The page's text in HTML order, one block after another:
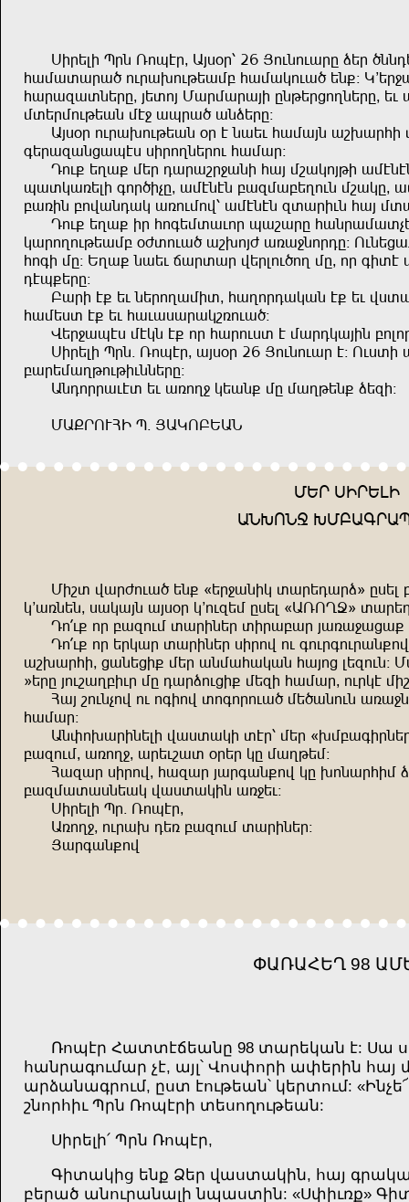
İrğşlr Hğz Xnhtğ^ Uwi+ğ% 26 Wndznduğg qşğ
ausuıuğu, ndğu.ndkşusç ausumndu, şz=!
auğuöuızşğg^ wşınw Suğsuğuwr gzkşğjnpzşğg^
sışğsndkşuz st< uhğu, uzqşğg!
Uwi+ğ ndğu.ndkşuz +ğ t zuşd ausuwz ub.uğar
üşğuöuzjuhti irğnpzşğnd ausuğ!
End= şpu= sşğ euğubğ<uzr auw sbumnwkr
huımuxşlr ünğ,rvg^ ustztz çuösuçşpndz sbumg^
çuxrz çnfuzeum uxndsnf% ustztz öıuğrdz auw
End= şpu= rğ anüşsıudnğ hubuğg
muğnpndkşusç +cındu, ub.nwc uxu<znğeg!
anür sg! Şpu= zuşd ouğıuğ fşğlnd,np sg^ nğ
eth=şğg!
Çuğr t= şd zşğnpusrı^ aupnğeumuz t= şd
ausşiı t= şd auduiuğumbxndu,!
Fşğ<uhti stmz t= nğ auğndiı t suğemuwrz
İrğşlr Hğz$ Xnhtğ^ uwi+ğ 26 Wndznduğ t!
çuğşsupkndkrdzzşğg!
Uzenğğudtı şd uxnp< mşuz= sg supkşz= qşör!
SU?ĞNDAR H$ WUMNÇŞUZ
SŞĞ İRĞŞLR
UZ:NZ>
Srbı fuğcndu, şz= {şğ<uzrm ıuğşeuğq´ gişl
m'uxzşz^ iumuwz uwi+ğ m'ndöşs gişl {UXNP>´
En_d= nğ çuönds ıuğrzşğ ırğuçuğ
En_d= nğ şğmuğ ıuğrzşğ irğnf nd
ub.uğar^ juzşjr= sşğ uzsuaumuz auwnj lşöndz!
´şğg wndbupçrdğ sg euğqndjr= sşör ausuğ^ ndğmt
Auw bndzvnf nd nürnf ınünğndu, sş,uzndz
ausuğ!
Uzyn.uğrzşlr fuiıumr ıtğ% sşğ
çuönds^ uxnp<^ uğşdbuı +ğşğ mg supkşs!
Auöuğ irğnf^ auöuğ wuğüuz=nf mg .nzuğars
çuösuıuizşum fuiıumrz ux<şd!
İrğşlr Hğ$ Xnhtğ^
Uxnp<^ ndğu. eşx çuönds ıuğrzşğ!
Wuğüuz=nf
ՓԱՌԱՀԵՂ 98
Ռոպէր Հատտէճեանը 98 տարեկան է: Սա
հանրագումար չէ, այլ՝ Վոսփորի ափերին հայ
արձանագրում, ըստ էութեան՝ կերտում:
շնորհիւ Պրն Ռոպէրի տեսողութեան:
Սիրելի՛ Պրն Ռոպէր,
Գիտակից ենք Ձեր վաստակին, հայ
բերած անուրանալի նպաստին: «Սփիւռք»